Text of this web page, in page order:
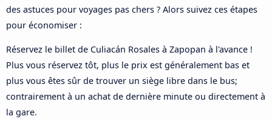
des astuces pour voyages pas chers ? Alors suivez ces étapes
pour économiser :
Réservez le billet de Culiacán Rosales à Zapopan à l'avance !
Plus vous réservez tôt, plus le prix est généralement bas et
plus vous êtes sûr de trouver un siège libre dans le bus;
contrairement à un achat de dernière minute ou directement à
la gare.